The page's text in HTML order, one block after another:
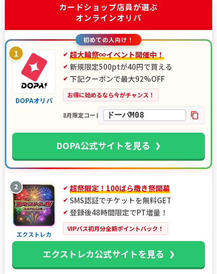
カードショップ店員が選ぶ
オンラインオリパ
初めての人向け！
1
DOPAオリパ
超大輪祭∞イベント開催中！
新規限定500ptが40円で買える
下記クーポンで最大92%OFF
お得に始めるなら今がチャンス！
8月限定コード ドーパM08
DOPA公式サイトを見る
2
エクストレカ
超祭限定！100ばら撒き祭開幕
SMS認証でチケットを無料GET
登録後48時間限定でPT増量！
VIPパス初月分全額ポイントバック！
エクストレカ公式サイトを見る